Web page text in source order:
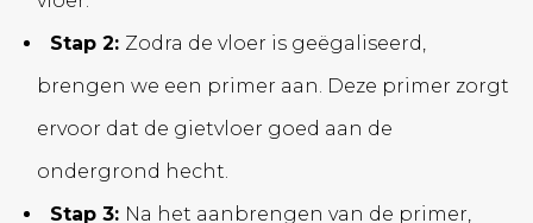
Stap 2: Zodra de vloer is geëgaliseerd,
brengen we een primer aan. Deze primer zorgt
ervoor dat de gietvloer goed aan de
ondergrond hecht.
Stap 3: Na het aanbrengen van de primer,